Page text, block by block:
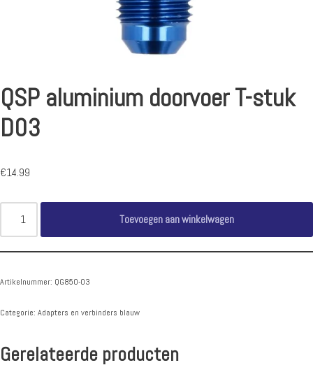
QSP aluminium doorvoer T-stuk
D03
€14.99
Toevoegen aan winkelwagen
Artikelnummer: QG850-03
Categorie: Adapters en verbinders blauw
Gerelateerde producten